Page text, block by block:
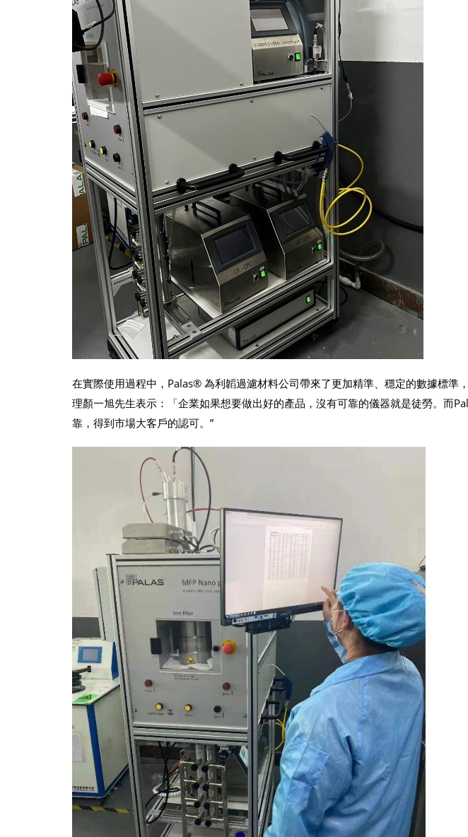
在實際使用過程中，Palas® 為利韜過濾材料公司帶來了更加精準、穩定的數據標準
理顏一旭先生表示：「企業如果想要做出好的產品，沒有可靠的儀器就是徒勞。而
靠，得到市場大客戶的認可。”